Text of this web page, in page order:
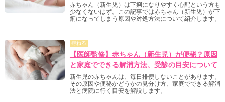
赤ちゃん（新生児）は下痢になりやすく心配という方も
少なくないはず。この記事では赤ちゃん（新生児）が下
痢になってしまう原因や対処方法について紹介します。
尋ねる
【医師監修】赤ちゃん（新生児）が便秘？原因
と家庭でできる解消方法、受診の目安について
新生児の赤ちゃんは、毎日排便しないことがあります。
その原因や便秘かどうかの見分け方、家庭でできる解消
法と病院に行く目安を解説します。